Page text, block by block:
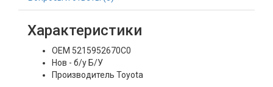
Характеристики
OEM 5215952670C0
Нов - б/у Б/У
Производитель Toyota